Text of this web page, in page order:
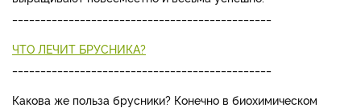
ЧТО ЛЕЧИТ БРУСНИКА?
Какова же польза брусники? Конечно в биохимическом